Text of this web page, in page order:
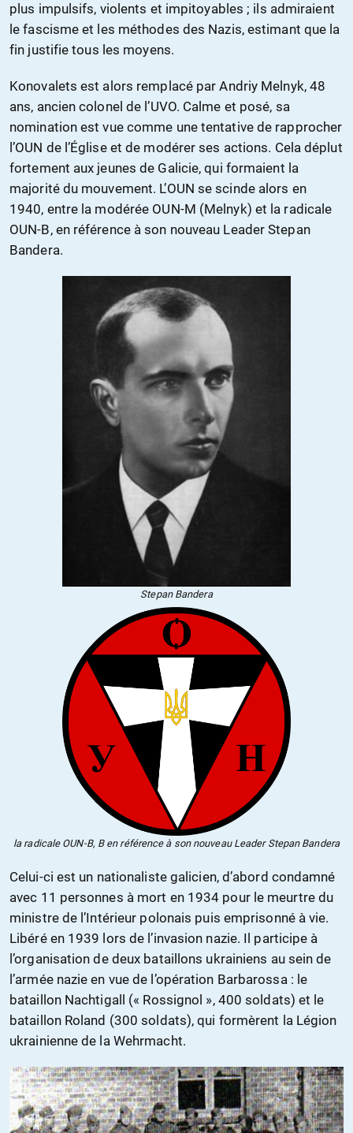
plus impulsifs, violents et impitoyables ; ils admiraient
le fascisme et les méthodes des Nazis, estimant que la
fin justifie tous les moyens.
Konovalets est alors remplacé par Andriy Melnyk, 48
ans, ancien colonel de l’UVO. Calme et posé, sa
nomination est vue comme une tentative de rapprocher
l’OUN de l’Église et de modérer ses actions. Cela déplut
fortement aux jeunes de Galicie, qui formaient la
majorité du mouvement. L’OUN se scinde alors en
1940, entre la modérée OUN-M (Melnyk) et la radicale
OUN-B, en référence à son nouveau Leader Stepan
Bandera.
Stepan Bandera
la radicale OUN-B, B en référence à son nouveau Leader Stepan Bandera
Celui-ci est un nationaliste galicien, d’abord condamné
avec 11 personnes à mort en 1934 pour le meurtre du
ministre de l’Intérieur polonais puis emprisonné à vie.
Libéré en 1939 lors de l’invasion nazie. Il participe à
l’organisation de deux bataillons ukrainiens au sein de
l’armée nazie en vue de l’opération Barbarossa : le
bataillon Nachtigall (« Rossignol », 400 soldats) et le
bataillon Roland (300 soldats), qui formèrent la Légion
ukrainienne de la Wehrmacht.